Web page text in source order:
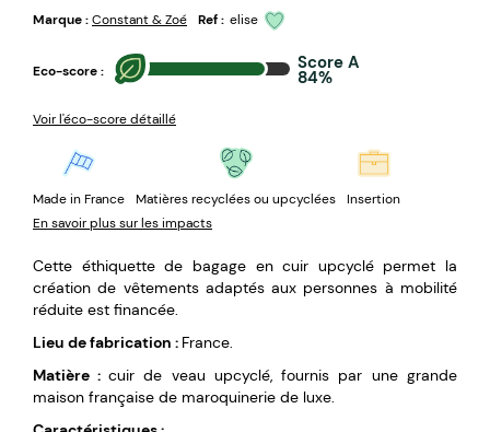
Marque :Constant & Zoé Ref : elise
Eco-score : Score A
84%
Voir l'éco-score détaillé
Made in France Matières recyclées ou upcyclées
Insertion
En savoir plus sur les impacts
Cette éthiquette de bagage en cuir upcyclé permet la
création de vêtements adaptés aux personnes à mobilité
réduite est financée.
Lieu de fabrication : France.
Matière : cuir de veau upcyclé, fournis par une grande
maison française de maroquinerie de luxe.